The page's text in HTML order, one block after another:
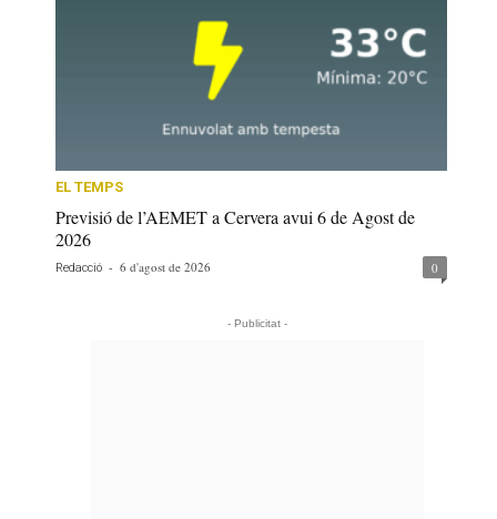
EL TEMPS
Previsió de l’AEMET a Cervera avui 6 de Agost de
2026
Redacció - 6 d'agost de 2026 0
- Publicitat -